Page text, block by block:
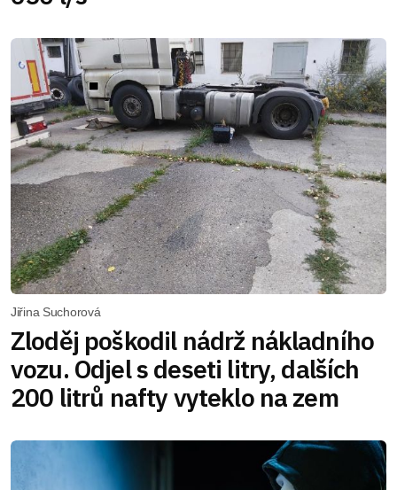
Jiřina Suchorová
Zloděj poškodil nádrž nákladního
vozu. Odjel s deseti litry, dalších
200 litrů nafty vyteklo na zem